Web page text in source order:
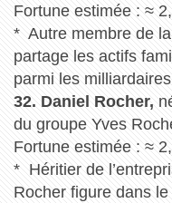
Fortune estimée : ≈
* Autre membre de
partage les actifs
parmi les
32. Daniel Rocher,
du groupe Yves
Fortune estimée : ≈
* Héritier de
Rocher figure dans